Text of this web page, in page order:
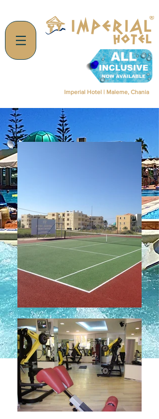
Imperial Hotel | Maleme, Chania